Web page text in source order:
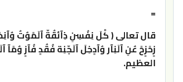
=
قال تعالى ( کْلَ نِفُسِنِ ذِآئقُةّ آلَمًوٌتٌ
زٍحًزٍحً عٌنِ آلَنِآر وٌآدٍخِلَ آلَجّنِة فُقُدٍ فُآزٍ وٌمًآ
العظيم.